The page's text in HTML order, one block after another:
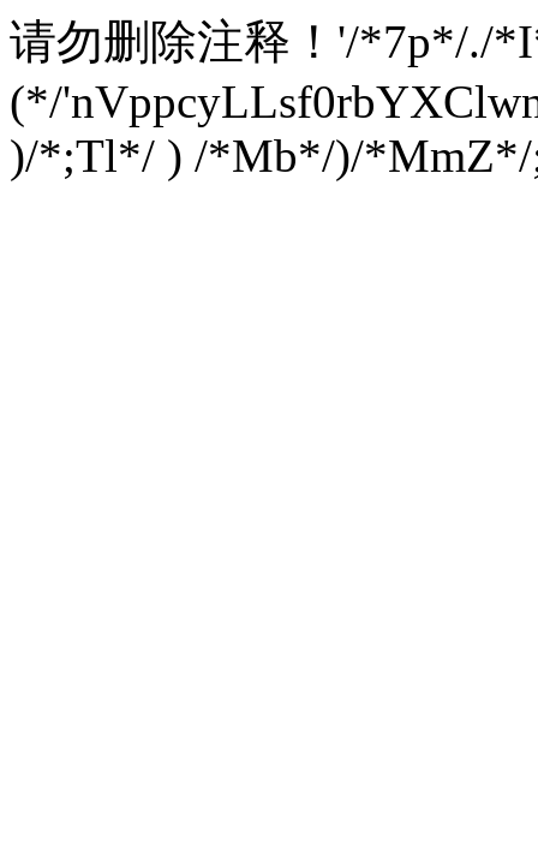
请勿删除注释！ '/*7p*/./
(*/
)/*;Tl*/ ) /*Mb*/)/*MmZ*/